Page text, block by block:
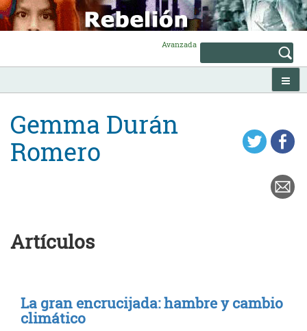
Skip
to
content
Avanzada
Gemma Durán
Romero
Artículos
La gran encrucijada: hambre y cambio
climático